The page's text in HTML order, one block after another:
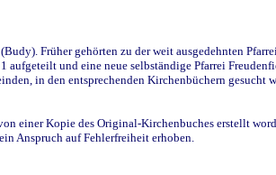
Früher gehörten zu der weit ausgedehnten
und eine neue selbständige Pfarrei
in den entsprechenden Kirchenbüchern gesucht
einer Kopie des Original-Kirchenbuches erstellt
Anspruch auf Fehlerfreiheit erhoben.